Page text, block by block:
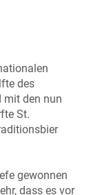
des
mit den nun
St.
gewonnen
dass es vor